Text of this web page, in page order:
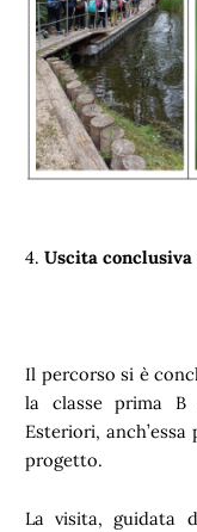
4. Uscita
Il percorso si è
la classe prima B
Esteriori,
progetto.
La visita, guidata